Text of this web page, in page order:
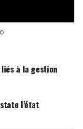
liés à la gestion
l’état